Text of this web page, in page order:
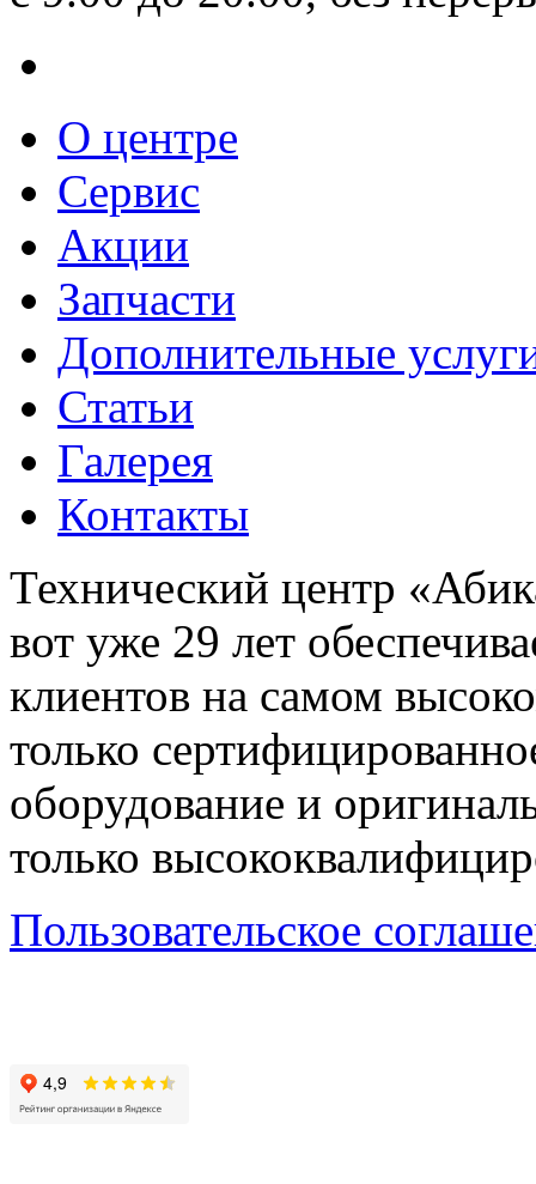
О центре
Сервис
Акции
Запчасти
Дополнительные
Статьи
Галерея
Контакты
Технический центр
вот уже 29 лет
клиентов на самом
только
оборудование и
только
Пользовательское